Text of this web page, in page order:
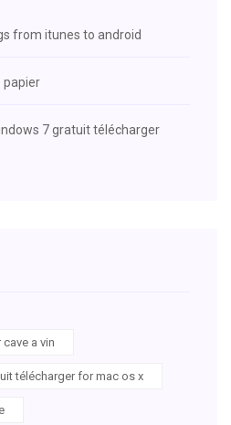
from itunes to android
papier
7 gratuit télécharger
a vin
télécharger for mac os x